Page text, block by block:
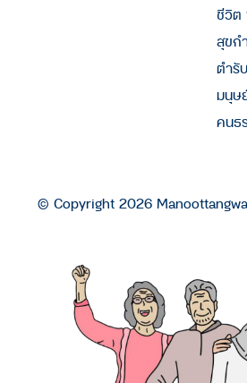
ชีวิต
สุขก
ตำรั
มนุษ
คนธ
© Copyright 2026